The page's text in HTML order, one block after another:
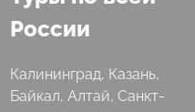
России
Калининград, Казань,
Байкал, Алтай, Санкт-